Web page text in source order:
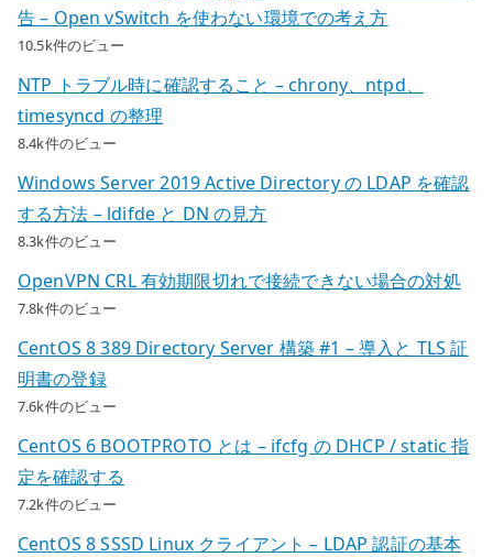
告 – Open vSwitch を使わない環境での考え方
10.5k件のビュー
NTP トラブル時に確認すること – chrony、ntpd、
timesyncd の整理
8.4k件のビュー
Windows Server 2019 Active Directory の LDAP を確認
する方法 – ldifde と DN の見方
8.3k件のビュー
OpenVPN CRL 有効期限切れで接続できない場合の対処
7.8k件のビュー
CentOS 8 389 Directory Server 構築 #1 – 導入と TLS 証
明書の登録
7.6k件のビュー
CentOS 6 BOOTPROTO とは – ifcfg の DHCP / static 指
定を確認する
7.2k件のビュー
CentOS 8 SSSD Linux クライアント – LDAP 認証の基本